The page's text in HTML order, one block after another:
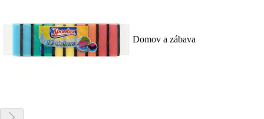
Domov a zábava